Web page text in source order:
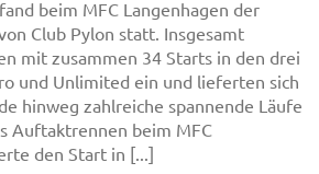
beim MFC Langenhagen der
Club Pylon statt. Insgesamt
mit zusammen 34 Starts in den drei
und Unlimited ein und lieferten sich
hinweg zahlreiche spannende Läufe
Auftaktrennen beim MFC
den Start in [...]